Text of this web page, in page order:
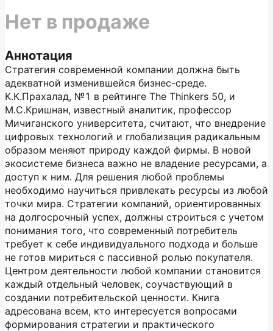
Аннотация
Стратегия современной компании должна быть
адекватной изменившейся бизнес-среде.
К.К.Прахалад, №1 в рейтинге The Thinkers 50, и
М.С.Кришнан, известный аналитик, профессор
Мичиганского университета, считают, что внедрение
цифровых технологий и глобализация радикальным
образом меняют природу каждой фирмы. В новой
экосистеме бизнеса важно не владение ресурсами, а
доступ к ним. Для решения любой проблемы
необходимо научиться привлекать ресурсы из любой
точки мира. Стратегии компаний, ориентированных
на долгосрочный успех, должны строиться с учетом
понимания того, что современный потребитель
требует к себе индивидуального подхода и больше
не готов мириться с пассивной ролью покупателя.
Центром деятельности любой компании становится
каждый отдельный человек, соучаствующий в
создании потребительской ценности. Книга
адресована всем, кто интересуется вопросами
формирования стратегии и практического
Нет в продаже